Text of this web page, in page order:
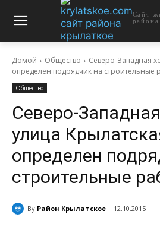
Сайт
Домой Общество
Северо-Западная
определен подрядчик на строительные
Общество
Северо-
улица
определен
строительные
By Район Крылатское 12.10.2015